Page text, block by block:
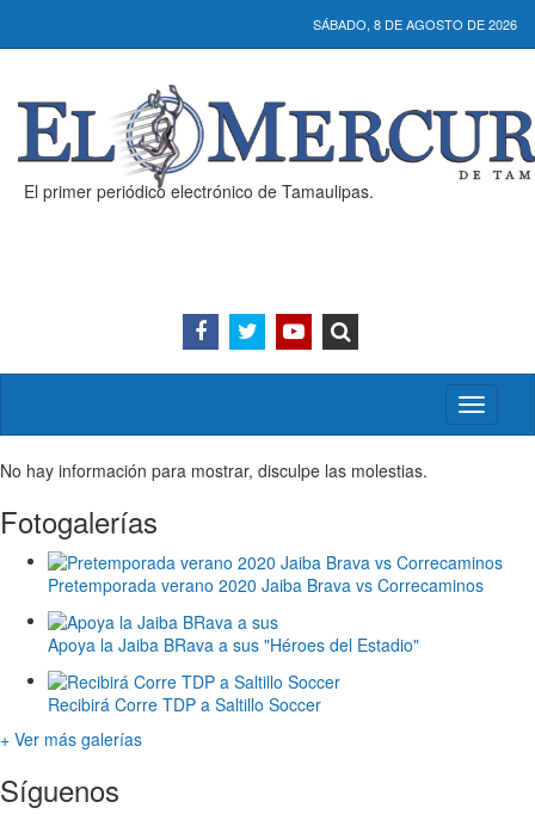
SÁBADO, 8 DE AGOSTO DE 2026
El primer periódico electrónico de Tamaulipas.
Activar/
menú
No hay información para mostrar, disculpe las molestias.
Fotogalerías
Pretemporada verano 2020 Jaiba Brava vs Correcaminos
Apoya la Jaiba BRava a sus "Héroes del Estadio"
Recibirá Corre TDP a Saltillo Soccer
+ Ver más galerías
Síguenos